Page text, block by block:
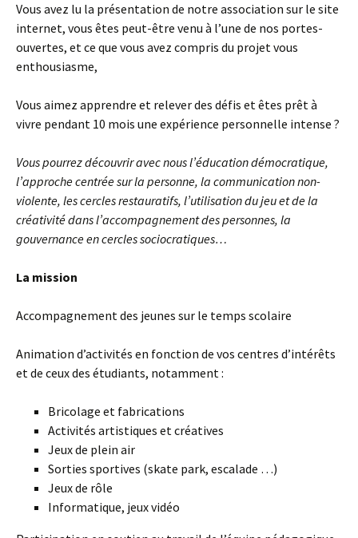
Vous avez lu la présentation de notre association sur le site
internet, vous êtes peut-être venu à l’une de nos portes-
ouvertes, et ce que vous avez compris du projet vous
enthousiasme,
Vous aimez apprendre et relever des défis et êtes prêt à
vivre pendant 10 mois une expérience personnelle intense ?
Vous pourrez découvrir avec nous l’éducation démocratique,
l’approche centrée sur la personne, la communication non-
violente, les cercles restauratifs, l’utilisation du jeu et de la
créativité dans l’accompagnement des personnes, la
gouvernance en cercles sociocratiques…
La mission
Accompagnement des jeunes sur le temps scolaire
Animation d’activités en fonction de vos centres d’intérêts
et de ceux des étudiants, notamment :
Bricolage et fabrications
Activités artistiques et créatives
Jeux de plein air
Sorties sportives (skate park, escalade …)
Jeux de rôle
Informatique, jeux vidéo